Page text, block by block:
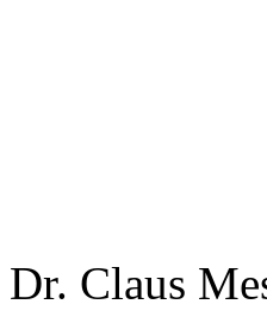
Dr. Claus